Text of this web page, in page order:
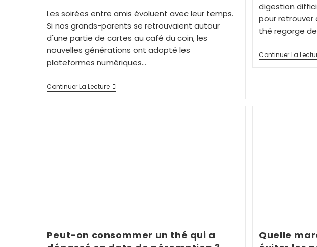
Les soirées entre amis évoluent avec leur temps.
Si nos grands-parents se retrouvaient autour
d'une partie de cartes au café du coin, les
nouvelles générations ont adopté les
plateformes numériques…
Continuer La Lecture
digestion
pour
thé regorge
Continuer La
Peut-on consommer un thé qui a
Quelle